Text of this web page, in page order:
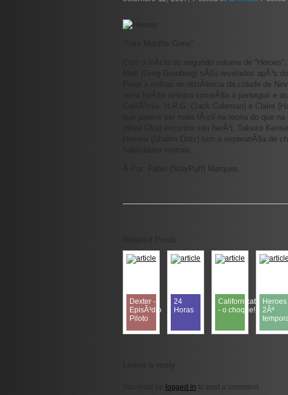
Com o inÃ­cio do segundo volume de
Matt (Greg Grunberg) sÃ£o revelados apÃ³s
Peter a milhas de distÃ¢ncia da cidade de
nova forÃ§a sinistra comeÃ§a a perseguir e
CalifÃ³rnia, H.R.G. (Jack Coleman) e Claire
que parece ser mais fÃ¡cil na teoria do que
(Masi Oka) encontra seu herÃ³i, Takezo
Herrera (Shalim Ortiz) tem a esperanÃ§a de
Â Por: Fabio (StayPuff) Marques
Dexter -
EpisÃ³dio
Piloto
24
Horas
Californication
- o choque!!!
Heroes
2Âª
logged in to post a comment.